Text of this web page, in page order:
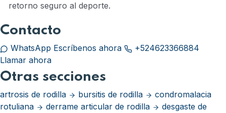
retorno seguro al deporte.
Contacto
WhatsApp Escríbenos ahora
+524623366884
Llamar ahora
Otras secciones
artrosis de rodilla bursitis de rodilla
condromalacia
rotuliana
derrame articular de rodilla
desgaste de